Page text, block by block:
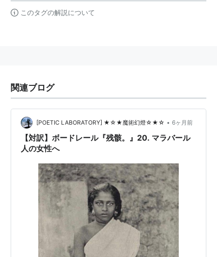
このタグの解説について
関連ブログ
[POETIC LABORATORY] ★☆★魔術幻燈☆★☆ • 6ヶ月前
【対訳】ボードレール『残骸。』20. マラバール
人の女性へ